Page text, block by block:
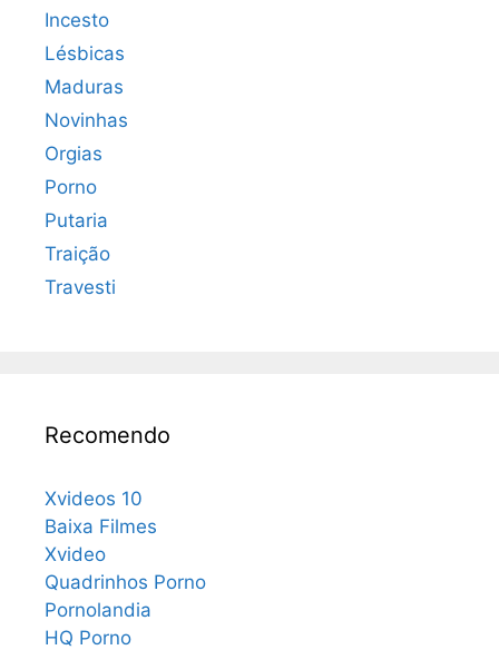
Incesto
Lésbicas
Maduras
Novinhas
Orgias
Porno
Putaria
Traição
Travesti
Recomendo
Xvideos 10
Baixa Filmes
Xvideo
Quadrinhos Porno
Pornolandia
HQ Porno